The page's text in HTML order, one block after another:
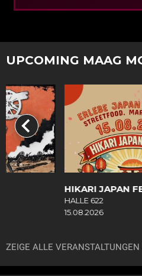
UPCOMING MAAG
HIKARI JAPAN
HALLE 622
15.08.2026
ZEIGE ALLE VERANSTALTUNGEN